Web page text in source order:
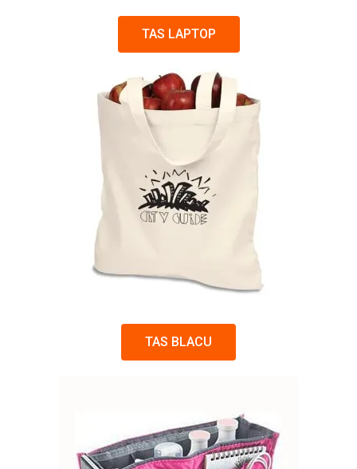
TAS LAPTOP
TAS BLACU